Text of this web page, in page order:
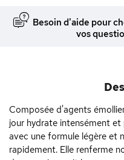
Besoin d'aide pour
vos
Composée d'agents
jour hydrate intensément
avec une formule légère et
rapidement. Elle renferme